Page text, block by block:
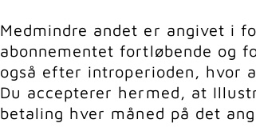
Medmindre andet er angivet i
abonnementet fortløbende og
også efter introperioden, hvor
Du accepterer hermed, at
betaling hver måned på det